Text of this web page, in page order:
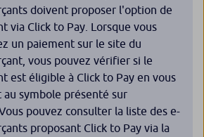
doivent proposer l'option de
via Click to Pay. Lorsque vous
un paiement sur le site du
vous pouvez vérifier si le
est éligible à Click to Pay en vous
symbole présenté sur
pouvez consulter la liste des e-
proposant Click to Pay via la